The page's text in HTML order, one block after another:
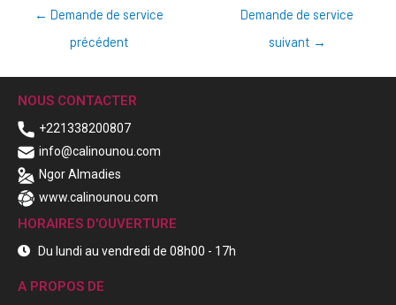
← Demande de service
précédent
Demande de service
suivant →
NOUS CONTACTER
+221338200807
info@calinounou.com
Ngor Almadies
www.calinounou.com
HORAIRES D'OUVERTURE
Du lundi au vendredi de 08h00 - 17h
A PROPOS DE